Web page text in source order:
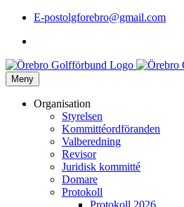
E-postolgforebro@gmail.com
Meny
Organisation
Styrelsen
Kommittéordföranden
Valberedning
Revisor
Juridisk kommitté
Domare
Protokoll
Protokoll 2026